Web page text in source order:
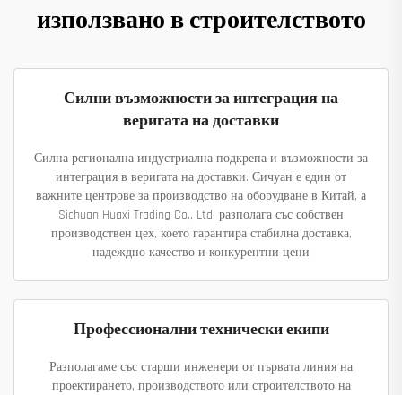
използвано в строителството
Силни възможности за интеграция на
веригата на доставки
Силна регионална индустриална подкрепа и възможности за
интеграция в веригата на доставки. Сичуан е един от
важните центрове за производство на оборудване в Китай, а
Sichuan Huaxi Trading Co., Ltd. разполага със собствен
производствен цех, което гарантира стабилна доставка,
надеждно качество и конкурентни цени
Профессионални технически екипи
Разполагаме със старши инженери от първата линия на
проектирането, производството или строителството на